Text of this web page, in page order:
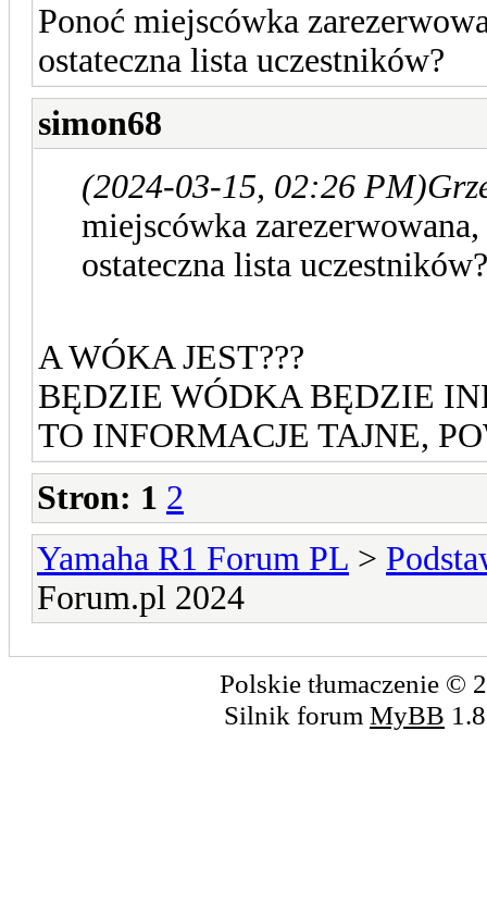
Ponoć miejscówka
ostateczna lista uczestników?
simon68
(2024-03-15, 02:26 PM)
miejscówka
ostateczna lista uczestników?
A WÓKA JEST???
BĘDZIE WÓDKA BĘDZIE
TO INFORMACJE TAJNE,
Stron: 1 2
Yamaha R1 Forum PL >
Forum.pl 2024
Polskie tłumaczenie ©
Silnik forum MyBB